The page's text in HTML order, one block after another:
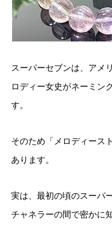
スーパーセブンは、アメ
ロディー女史がネーミン
す。
そのため「メロディース
あります。
実は、最初の頃のスーパ
チャネラーの間で密かに